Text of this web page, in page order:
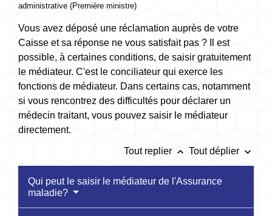
administrative (Première ministre)
Vous avez déposé une réclamation auprès de votre
Caisse et sa réponse ne vous satisfait pas ? Il est
possible, à certaines conditions, de saisir gratuitement
le médiateur. C'est le conciliateur qui exerce les
fonctions de médiateur. Dans certains cas, notamment
si vous rencontrez des difficultés pour déclarer un
médecin traitant, vous pouvez saisir le médiateur
directement.
Tout replier keyboard_arrow_up Tout déplier keyboard_arrow_down
Qui peut le saisir le médiateur de l'Assurance
maladie?